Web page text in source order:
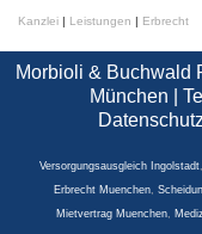
Kanzlei | Leistungen | Erbrecht
Morbioli & Buchwald
München |
Versorgungsausgleich Ingolstadt,
Erbrecht Muenchen,
Mietvertrag Muenchen,